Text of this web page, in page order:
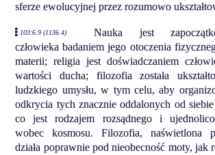
sferze ewolucyjnej przez rozumowo
103:6.9 (1136.4)
Nauka jest
człowieka badaniem jego otoczenia
materii; religia jest doświadczaniem
wartości ducha; filozofia została
ludzkiego umysłu, w tym celu, aby
odkrycia tych znacznie oddalonych od
co jest rodzajem rozsądnego i
wobec kosmosu. Filozofia, naświetlona
działa poprawnie pod nieobecność moty, jak